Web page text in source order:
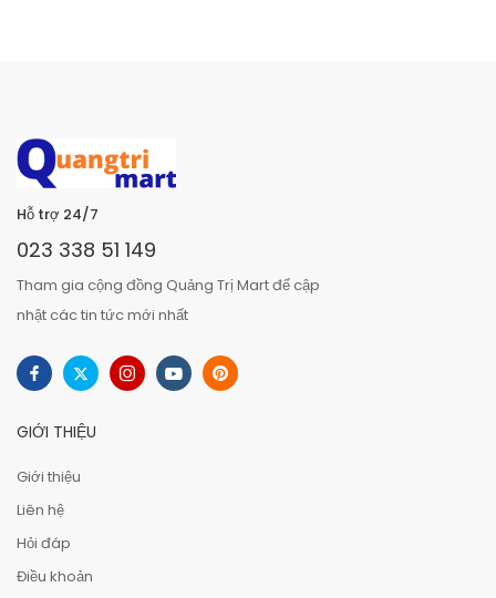
Hỗ trợ 24/7
023 338 51 149
Tham gia cộng đồng Quảng Trị Mart để cập
nhật các tin tức mới nhất
GIỚI THIỆU
Giới thiệu
Liên hệ
Hỏi đáp
Điều khoản